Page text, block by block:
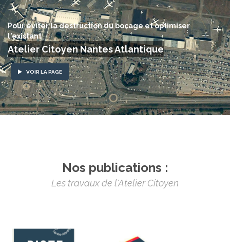
Pour éviter la destruction du bocage et optimiser
l'existant
Atelier Citoyen Nantes Atlantique
VOIR LA PAGE
Nos publications :
Les travaux de l'Atelier Citoyen